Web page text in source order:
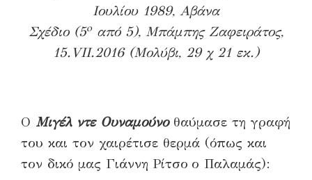
Ιουλίου 1989, Αβάνα
Σχέδιο (5oαπό 5), Μπάμπης Ζαφειράτος,
15.VII.2016 (Μολύβι, 29 χ 21 εκ.)
Ο Μιγέλ ντε Ουναμούνοθαύμασε τη γραφή
του και τον χαιρέτισε θερμά (όπως και
τον δικό μας Γιάννη Ρίτσο ο Παλαμάς):